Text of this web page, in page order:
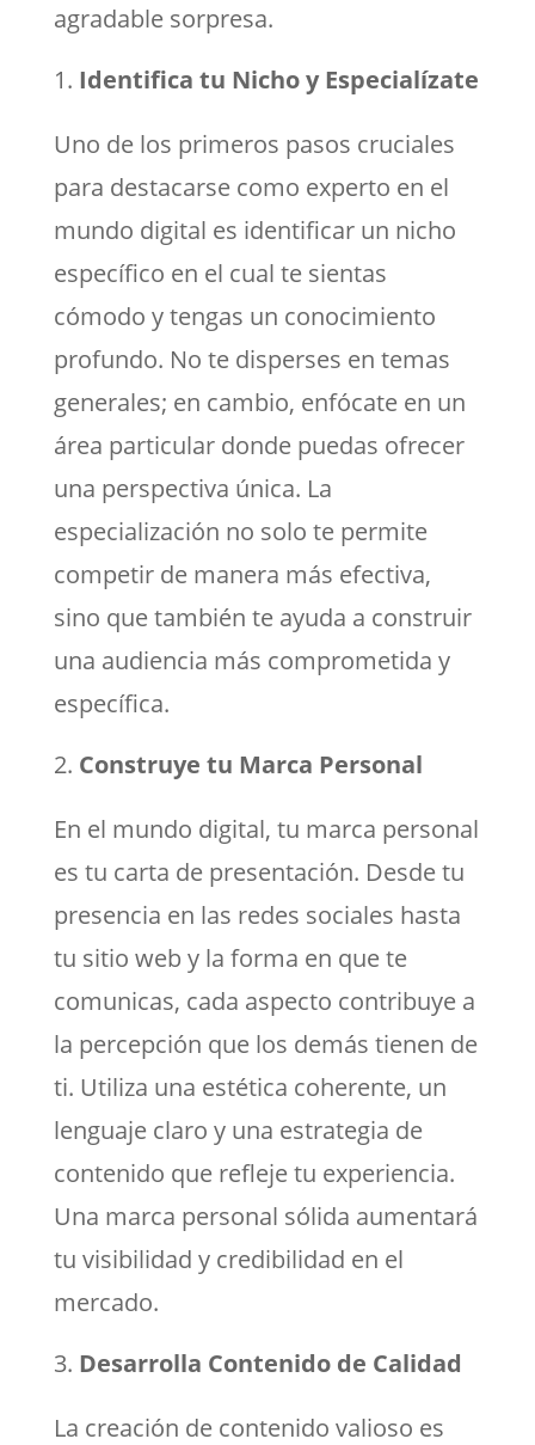
agradable sorpresa.
Identifica tu Nicho y Especialízate
Uno de los primeros pasos cruciales
para destacarse como experto en el
mundo digital es identificar un nicho
específico en el cual te sientas
cómodo y tengas un conocimiento
profundo. No te disperses en temas
generales; en cambio, enfócate en un
área particular donde puedas ofrecer
una perspectiva única. La
especialización no solo te permite
competir de manera más efectiva,
sino que también te ayuda a construir
una audiencia más comprometida y
específica.
Construye tu Marca Personal
En el mundo digital, tu marca personal
es tu carta de presentación. Desde tu
presencia en las redes sociales hasta
tu sitio web y la forma en que te
comunicas, cada aspecto contribuye a
la percepción que los demás tienen de
ti. Utiliza una estética coherente, un
lenguaje claro y una estrategia de
contenido que refleje tu experiencia.
Una marca personal sólida aumentará
tu visibilidad y credibilidad en el
mercado.
Desarrolla Contenido de Calidad
La creación de contenido valioso es